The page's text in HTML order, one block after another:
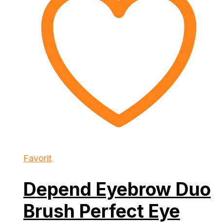
Favorit
Depend Eyebrow Duo
Brush Perfect Eye